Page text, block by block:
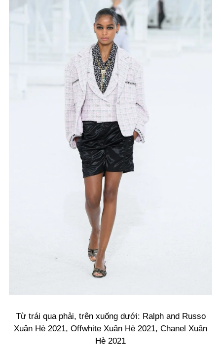
Từ trái qua phải, trên xuống dưới: Ralph and Russo
Xuân Hè 2021, Offwhite Xuân Hè 2021, Chanel Xuân
Hè 2021